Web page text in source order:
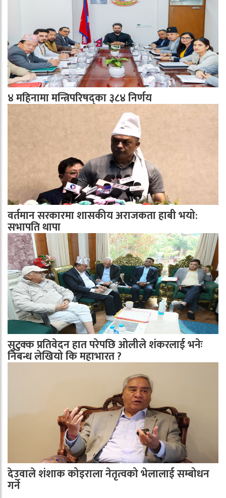
४ महिनामा मन्त्रिपरिषद्का ३८४ निर्णय
वर्तमान सरकारमा शासकीय अराजकता हाबी भयो:
सभापति थापा
सुटुक्क प्रतिवेदन हात परेपछि ओलीले शंकरलाई भनेः
निबन्ध लेखियो कि महाभारत ?
देउवाले शंशाक कोइराला नेतृत्वको भेलालाई सम्बोधन
गर्ने